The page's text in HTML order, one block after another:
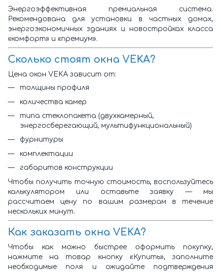
Энергоэффективная премиальная система.
Рекомендована для установки в частных домах,
энергоэкономичных зданиях и новостройках класса
«комфорт» и «премиум».
Сколько стоят окна VEKA?
Цена окон VEKA зависит от:
толщины профиля
количества камер
типа стеклопакета (двухкамерный,
энергосберегающий, мультифункциональный)
фурнитуры
комплектации
габаритов конструкции
Чтобы получить точную стоимость, воспользуйтесь
калькулятором или оставьте заявку — мы
рассчитаем цену по вашим размерам в течение
нескольких минут.
Как заказать окна VEKA?
Чтобы как можно быстрее оформить покупку,
нажмите на товар кнопку «Купить», заполните
необходимые поля и ожидайте подтверждения